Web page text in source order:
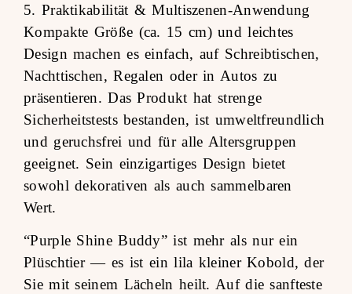
5. Praktikabilität & Multiszenen-Anwendung
Kompakte Größe (ca. 15 cm) und leichtes
Design machen es einfach, auf Schreibtischen,
Nachttischen, Regalen oder in Autos zu
präsentieren. Das Produkt hat strenge
Sicherheitstests bestanden, ist umweltfreundlich
und geruchsfrei und für alle Altersgruppen
geeignet. Sein einzigartiges Design bietet
sowohl dekorativen als auch sammelbaren
Wert.
“Purple Shine Buddy” ist mehr als nur ein
Plüschtier — es ist ein lila kleiner Kobold, der
Sie mit seinem Lächeln heilt. Auf die sanfteste